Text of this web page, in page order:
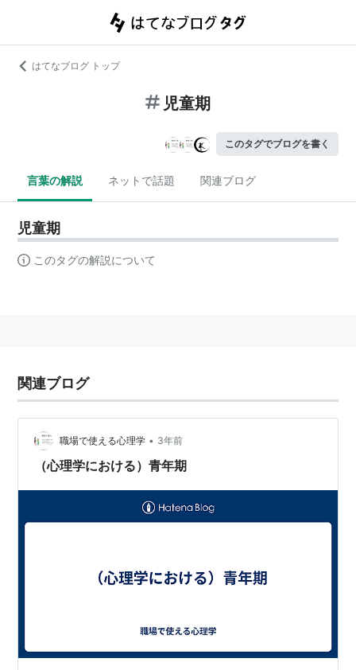
はてなブログ トップ
児童期
このタグでブログを書く
言葉の解説 ネットで話題 関連ブログ
児童期
このタグの解説について
関連ブログ
職場で使える心理学 • 3年前
（心理学における）青年期